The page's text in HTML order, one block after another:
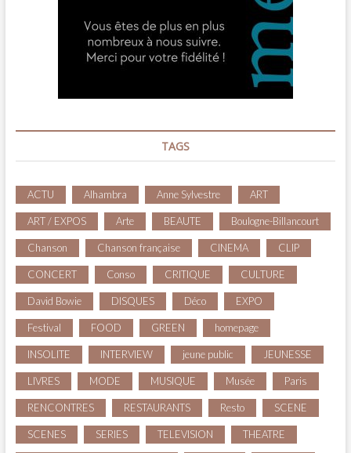
TAGS
ACTU Alhambra Anne Sylvestre ART
ART / EXPOS Arte BEAUTE Boulogne-Billancourt
Chanson Chanson française CINEMA CLIP
CONCERT Conso CRITIQUE CULTURE
David Bowie DISQUES Déco EXPO
Festival FOOD GREEN homepage
INSOLITE INTERVIEW jeune public JEUNESSE
LIVRES MODE MUSIQUE Musée Paris
RENCONTRES RESTAURANTS Resto SCENE
SCENES SERIES TELEVISION THEATRE